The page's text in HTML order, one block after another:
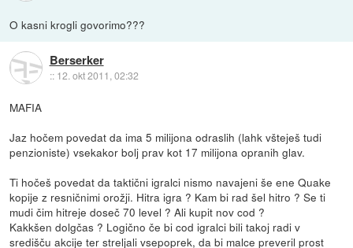
O kasni krogli govorimo???
Berserker
:: 12. okt 2011, 02:32
MAFIA
Jaz hočem povedat da ima 5 milijona odraslih (lahk všteješ tudi
penzioniste) vsekakor bolj prav kot 17 milijona opranih glav.
Ti hočeš povedat da taktični igralci nismo navajeni še ene Quake
kopije z resničnimi orožji. Hitra igra ? Kam bi rad šel hitro ? Se ti
mudi čim hitreje doseč 70 level ? Ali kupit nov cod ?
Kakkšen dolgčas ? Logično če bi cod igralci bili takoj radi v
središču akcije ter streljali vsepoprek, da bi malce preveril prost